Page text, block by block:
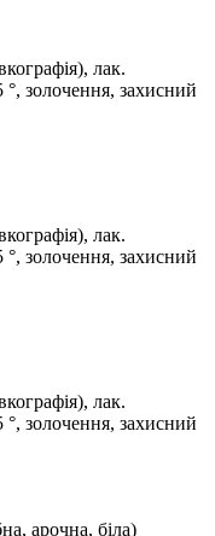
лак.
°, золочення, захисний
лак.
°, золочення, захисний
лак.
°, золочення, захисний
арочна, біла)